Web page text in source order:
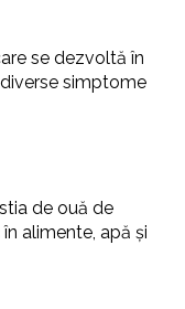
se dezvoltă în
simptome
de ouă de
alimente, apă și